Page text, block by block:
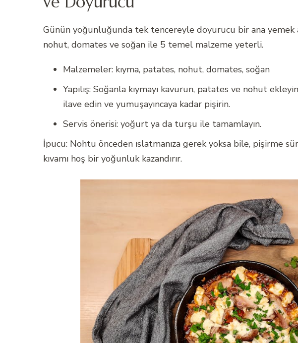
Günün yoğunluğunda tek tencereyle doyurucu bir ana yemek
nohut, domates ve soğan ile 5 temel malzeme yeterli.
Malzemeler: kıyma, patates, nohut, domates, soğan
Yapılış: Soğanla kıymayı kavurun, patates ve nohut
ilave edin ve yumuşayıncaya kadar pişirin.
Servis önerisi: yoğurt ya da turşu ile tamamlayın.
İpucu: Nohtu önceden ıslatmanıza gerek yoksa bile, pişirme
kıvamı hoş bir yoğunluk kazandırır.